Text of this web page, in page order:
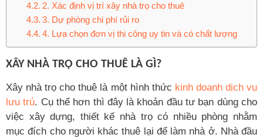
2. Xác định vị trí xây nhà trọ cho thuê
3. Dự phòng chi phí rủi ro
4. Lựa chọn đơn vị thi công uy tin và có chất lượng
XÂY NHÀ TRỌ CHO THUÊ LÀ GÌ?
Xây nhà trọ cho thuê là một hình thức kinh doanh dịch vụ
lưu trú. Cụ thể hơn thì đây là khoản đầu tư bạn dùng cho
việc xây dựng, thiết kế nhà trọ có nhiều phòng nhằm
mục đích cho người khác thuê lại để làm nhà ở. Nhà đầu